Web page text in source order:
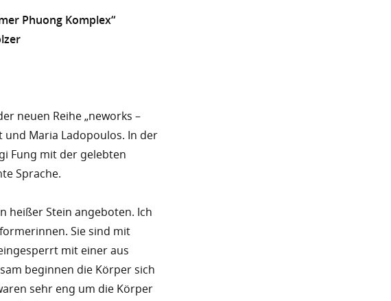
Phuong Komplex“
neuen Reihe „neworks –
und Maria Ladopoulos. In der
Fung mit der gelebten
Sprache.
heißer Stein angeboten. Ich
Sie sind mit
mit einer aus
beginnen die Körper sich
sehr eng um die Körper